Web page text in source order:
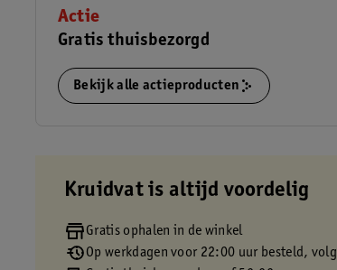
Actie
Gratis thuisbezorgd
Bekijk alle actieproducten
Kruidvat is altijd voordelig
Gratis ophalen in de winkel
Op werkdagen voor 22:00 uur besteld,